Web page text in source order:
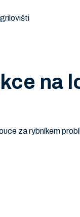
na
za rybníkem